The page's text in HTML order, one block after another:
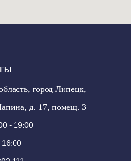
город Липецк,
д. 17, помещ. 3
- 19:00